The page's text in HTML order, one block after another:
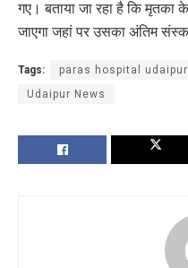
गए। बताया जा रहा है कि मृतका
जाएगा जहां पर उसका अंतिम
Tags: paras hospital udaipur
Udaipur News